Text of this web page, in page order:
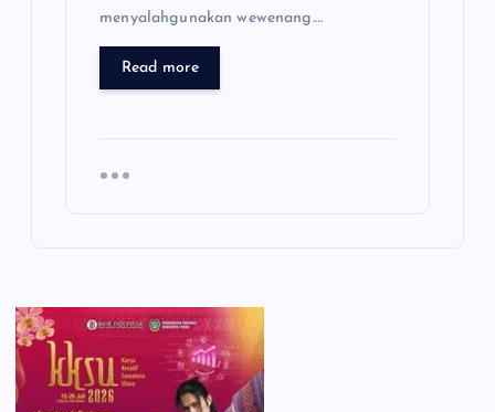
menyalahgunakan wewenang.…
Read more